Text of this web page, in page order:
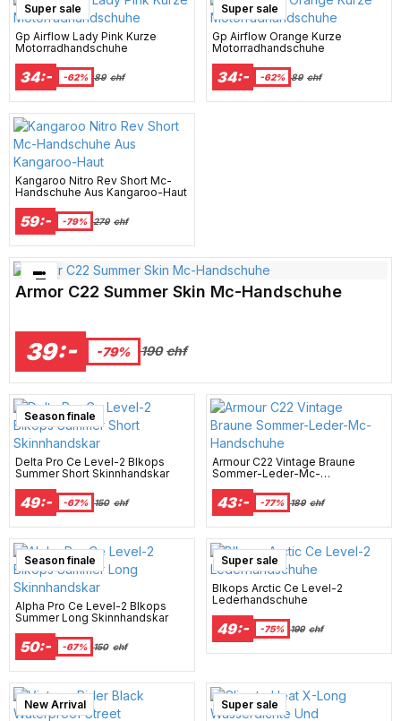
Super sale
Gp Airflow Lady Pink Kurze
Motorradhandschuhe
34:- -62% 89 chf
Super sale
Gp Airflow Orange Kurze
Motorradhandschuhe
34:- -62% 89 chf
Kangaroo Nitro Rev Short Mc-
Handschuhe Aus Kangaroo-Haut
59:- -79% 279 chf
Bästsäljare just nu!
Armor C22 Summer Skin Mc-Handschuhe
39:- -79% 190 chf
Season finale
Delta Pro Ce Level-2 Blkops
Summer Short Skinnhandskar
49:- -67% 150 chf
Armour C22 Vintage Braune
Sommer-Leder-Mc-
43:- -77% 189 chf
Season finale
Alpha Pro Ce Level-2 Blkops
Summer Long Skinnhandskar
50:- -67% 150 chf
Super sale
Blkops Arctic Ce Level-2
Lederhandschuhe
49:- -75% 199 chf
Campaign
Best Seller
New Arrival Super sale